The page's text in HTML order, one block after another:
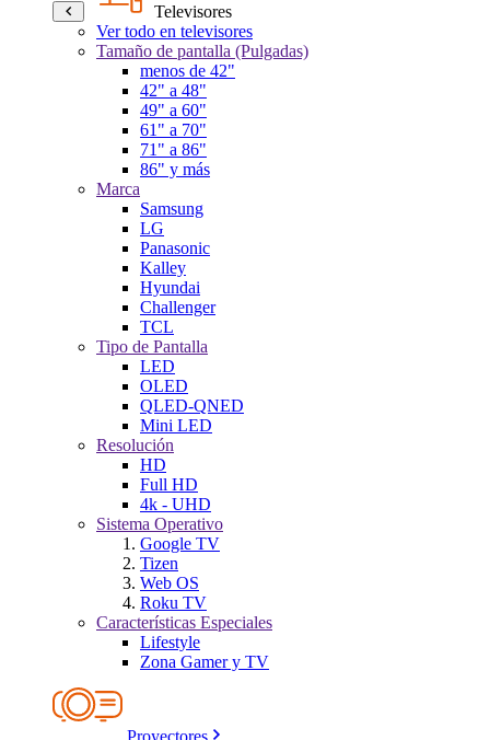
Televisores
Ver todo en televisores
Tamaño de pantalla (Pulgadas)
menos de 42"
42" a 48"
49" a 60"
61" a 70"
71" a 86"
86" y más
Marca
Samsung
LG
Panasonic
Kalley
Hyundai
Challenger
TCL
Tipo de Pantalla
LED
OLED
QLED-QNED
Mini LED
Resolución
HD
Full HD
4k - UHD
Sistema Operativo
Google TV
Tizen
Web OS
Roku TV
Características Especiales
Lifestyle
Zona Gamer y TV
Proyectores